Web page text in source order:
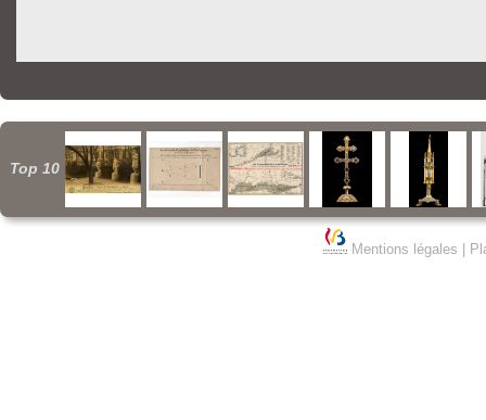
Top 10
Mentions légales